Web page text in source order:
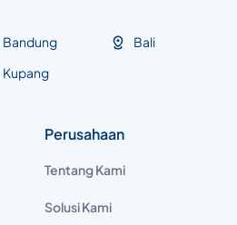
Bandung
Kupang
Bali
Perusahaan
Tentang Kami
Solusi Kami